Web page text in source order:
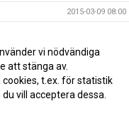
2015-03-09 08:00
2015-01-28 21:46
2014-09-23 08:53
vi nödvändiga
att stänga av.
cookies, t.ex. för statistik
vill acceptera dessa.